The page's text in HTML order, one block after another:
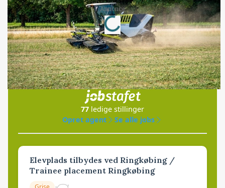
Annonce
Loading...
Jobs
i samarbejde med
77 ledige stillinger
Opret agent
Se alle jobs
Elevplads tilbydes ved Ringkøbing /
Trainee placement Ringkøbing